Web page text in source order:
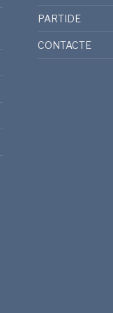
PARTIDE
CONTACTE